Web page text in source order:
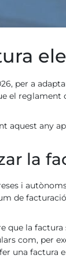
per a
el
aquest any
la
i
de
la
com, per
una